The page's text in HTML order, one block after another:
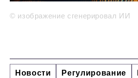
© изображение сгенерировал ИИ
Новости Регулирование